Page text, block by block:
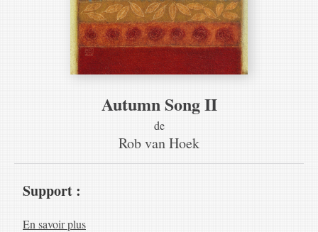
Autumn Song II
de
Rob van Hoek
Support :
En savoir plus